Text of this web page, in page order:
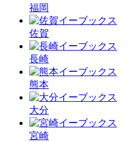
福岡
佐賀
長崎
熊本
大分
宮崎